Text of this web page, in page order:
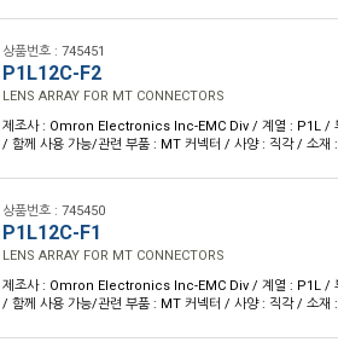
상품번호 : 745451
P1L12C-F2
LENS ARRAY FOR MT CONNECTORS
제조사 : Omron Electronics Inc-EMC Div / 계열 : P1L /
/ 함께 사용 가능/관련 부품 : MT 커넥터 / 사양 : 직각 / 소재
상품번호 : 745450
P1L12C-F1
LENS ARRAY FOR MT CONNECTORS
제조사 : Omron Electronics Inc-EMC Div / 계열 : P1L /
/ 함께 사용 가능/관련 부품 : MT 커넥터 / 사양 : 직각 / 소재